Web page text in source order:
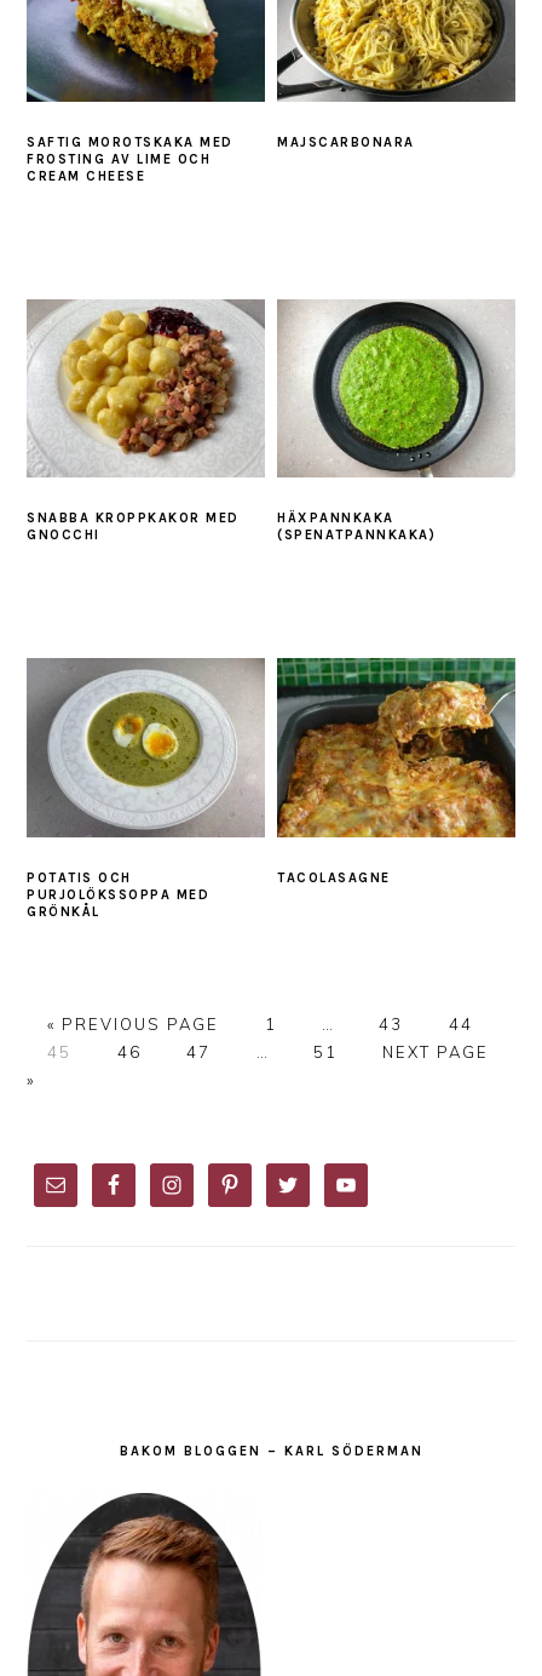
SAFTIG MOROTSKAKA MED
FROSTING AV LIME OCH
CREAM CHEESE
MAJSCARBONARA
SNABBA KROPPKAKOR MED
GNOCCHI
HÄXPANNKAKA
(SPENATPANNKAKA)
POTATIS OCH
PURJOLÖKSSOPPA MED
GRÖNKÅL
TACOLASAGNE
« GO
TO
PREVIOUS PAGE PAGE
1
pages
PAGE
43 PAGE
44
PAGE
45 PAGE
46 PAGE
47 PAGE
51
GO
NEXT PAGE
»
SIDEBAR
BAKOM BLOGGEN – KARL SÖDERMAN